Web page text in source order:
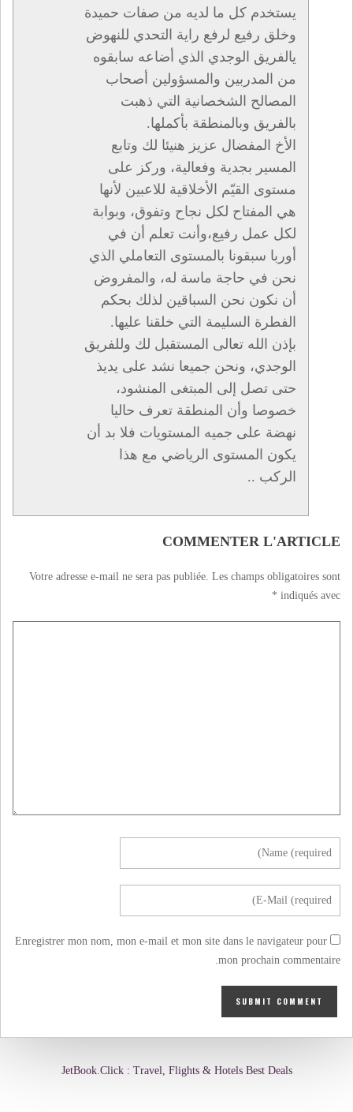
يستخدم كل ما لديه من صفات حميدة
وخلق رفيع لرفع راية التحدي للنهوض
يالفريق الوجدي الذي أضاعه سابقوه
من المدربين والمسؤولين أصحاب
المصالح الشخصانية التي ذهبت
بالفريق وبالمنطقة بأكملها.
الأخ المفضال عزيز هنيئا لك وتابع
المسير بجدية وفعالية، وركز على
مستوى القيّم الأخلاقية للاعبين لأنها
هي المفتاح لكل نجاح وتفوق، وبوابة
لكل عمل رفيع،وأنت تعلم أن في
أوربا سبقونا بالمستوى التعاملي الذي
نحن في حاجة ماسة له، والمفروض
أن نكون نحن السباقين لذلك بحكم
الفطرة السليمة التي خلقنا عليها.
بإذن الله تعالى المستقبل لك وللفريق
الوجدي، ونحن جميعا نشد على يديذ
حتى تصل إلى المبتغى المنشود،
خصوصا وأن المنطقة تعرف حاليا
نهضة على جميه المستويات فلا بد أن
يكون المستوى الرياضي مع هذا
الركب ..
COMMENTER L'ARTICLE
Votre adresse e-mail ne sera pas publiée. Les champs obligatoires sont
indiqués avec
*
Enregistrer mon nom, mon e-mail et mon site dans le navigateur pour
mon prochain commentaire.
JetBook.Click : Travel, Flights & Hotels Best Deals